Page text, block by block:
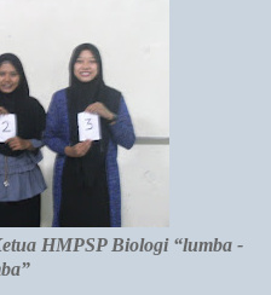
HMPSP Biologi “lumba -